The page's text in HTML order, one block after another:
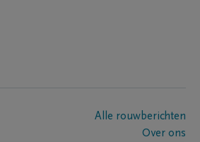
Alle rouwberichten
Over ons